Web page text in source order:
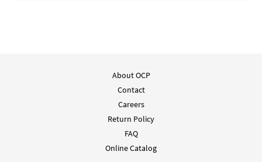
About OCP
Contact
Careers
Return Policy
FAQ
Online Catalog